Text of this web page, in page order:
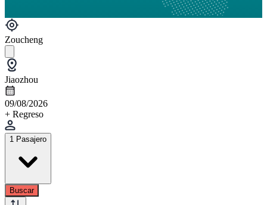
Zoucheng
Jiaozhou
09/08/2026
+ Regreso
1 Pasajero
Buscar